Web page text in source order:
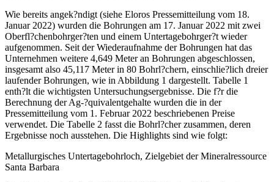
Wie bereits angek?ndigt (siehe Eloros Pressemitteilung vom 18.
Januar 2022) wurden die Bohrungen am 17. Januar 2022 mit zwei
Oberfl?chenbohrger?ten und einem Untertagebohrger?t wieder
aufgenommen. Seit der Wiederaufnahme der Bohrungen hat das
Unternehmen weitere 4,649 Meter an Bohrungen abgeschlossen,
insgesamt also 45,117 Meter in 80 Bohrl?chern, einschlie?lich dreier
laufender Bohrungen, wie in Abbildung 1 dargestellt. Tabelle 1
enth?lt die wichtigsten Untersuchungsergebnisse. Die f?r die
Berechnung der Ag-?quivalentgehalte wurden die in der
Pressemitteilung vom 1. Februar 2022 beschriebenen Preise
verwendet. Die Tabelle 2 fasst die Bohrl?cher zusammen, deren
Ergebnisse noch ausstehen. Die Highlights sind wie folgt:
Metallurgisches Untertagebohrloch, Zielgebiet der Mineralressource
Santa Barbara